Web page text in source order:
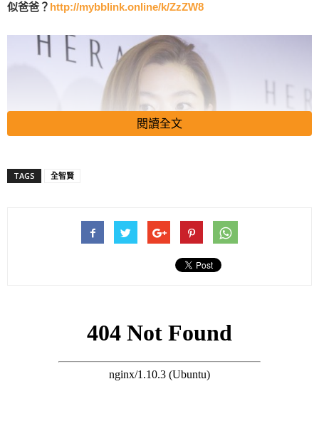
似爸爸？ http://mybblink.online/k/ZzZW8
事緣有前記者在其網上節目爆料，指去年12月聽聞全智賢與丈夫
崔俊赫的婚姻出現問題，崔俊赫不想做全智賢的丈夫，並已離家
出走，兩人目前已分居。
閱讀全文
TAGS 全智賢